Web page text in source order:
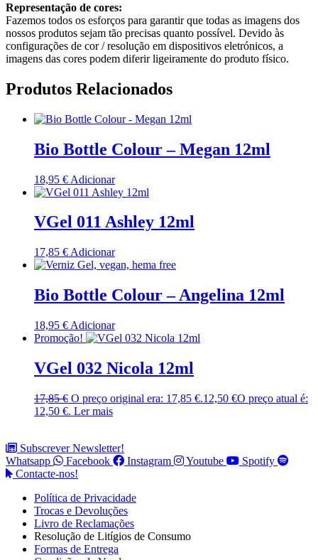
Representação de cores:
Fazemos todos os esforços para garantir que todas as imagens dos
nossos produtos sejam tão precisas quanto possível. Devido às
configurações de cor / resolução em dispositivos eletrónicos, a
imagens das cores podem diferir ligeiramente do produto físico.
Produtos Relacionados
Bio Bottle Colour – Megan 12ml
18,95 € Adicionar
VGel 011 Ashley 12ml
17,85 € Adicionar
Bio Bottle Colour – Angelina 12ml
18,95 € Adicionar
Promoção!
VGel 032 Nicola 12ml
17,85€ O preço original era: 17,85 €.12,50 €O preço atual é:
12,50 €. Ler mais
Subscrever Newsletter!
Whatsapp
Facebook Instagram Youtube
Spotify
Contacte-nos!
Política de Privacidade
Trocas e Devoluções
Livro de Reclamações
Resolução de Litígios de Consumo
Formas de Entrega